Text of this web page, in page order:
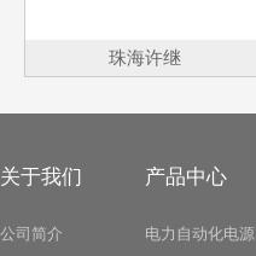
珠海许继
关于我们
公司简介
产品中心
电力自动化电源